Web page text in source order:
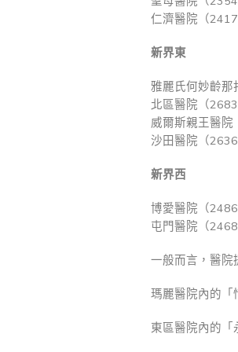
仁濟醫院（2417
新界東
雅麗氏何妙齡那
北區醫院（2683
威爾斯親王醫院
沙田醫院（2636
新界西
博愛醫院（2486
屯門醫院（2468
一般而言，醫院
瑪麗醫院內的「
東區醫院內的「